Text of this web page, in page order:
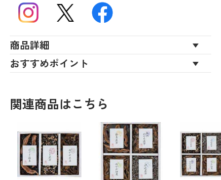
商品詳細
おすすめポイント
関連商品はこちら